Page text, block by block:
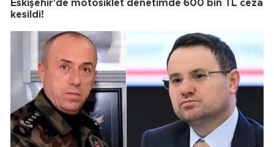
Eskişehir'de motosiklet denetimde 600 bin TL ceza
kesildi!